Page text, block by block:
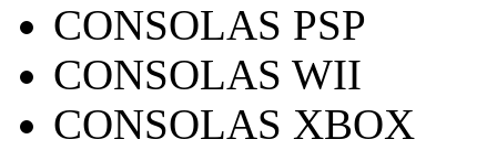
CONSOLAS PSP
CONSOLAS WII
CONSOLAS XBOX